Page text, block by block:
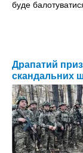
буде
Драпатий
скандальних